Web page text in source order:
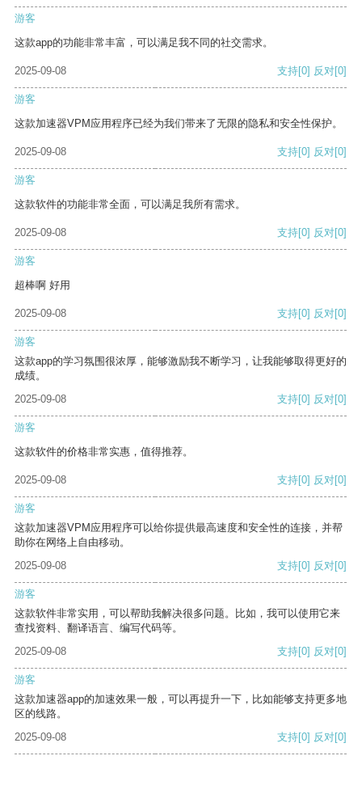
游客
这款app的功能非常丰富，可以满足我不同的社交需求。
2025-09-08 支持[0] 反对[0]
游客
这款加速器VPM应用程序已经为我们带来了无限的隐私和安全性保护。
2025-09-08 支持[0] 反对[0]
游客
这款软件的功能非常全面，可以满足我所有需求。
2025-09-08 支持[0] 反对[0]
游客
超棒啊 好用
2025-09-08 支持[0] 反对[0]
游客
这款app的学习氛围很浓厚，能够激励我不断学习，让我能够取得更好的
成绩。
2025-09-08
支持[0] 反对[0]
游客
这款软件的价格非常实惠，值得推荐。
2025-09-08 支持[0] 反对[0]
游客
这款加速器VPM应用程序可以给你提供最高速度和安全性的连接，并帮
助你在网络上自由移动。
2025-09-08
支持[0] 反对[0]
游客
这款软件非常实用，可以帮助我解决很多问题。比如，我可以使用它来
查找资料、翻译语言、编写代码等。
2025-09-08
支持[0] 反对[0]
游客
这款加速器app的加速效果一般，可以再提升一下，比如能够支持更多地
区的线路。
2025-09-08
支持[0] 反对[0]